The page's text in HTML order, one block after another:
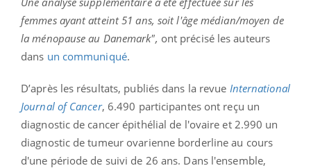
femmes ayant atteint 51 ans, soit l'âge médian/moyen de
la ménopause au Danemark", ont précisé les auteurs
dans un communiqué.
D’après les résultats, publiés dans la revue International
Journal of Cancer, 6.490 participantes ont reçu un
diagnostic de cancer épithélial de l'ovaire et 2.990 un
diagnostic de tumeur ovarienne borderline au cours
d'une période de suivi de 26 ans. Dans l'ensemble,